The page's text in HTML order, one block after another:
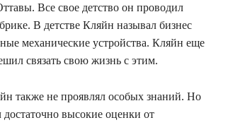
Все свое детство он проводил
В детстве Кляйн называл бизнес
механические устройства. Кляйн еще
связать свою жизнь с этим.
также не проявлял особых знаний. Но
высокие оценки от